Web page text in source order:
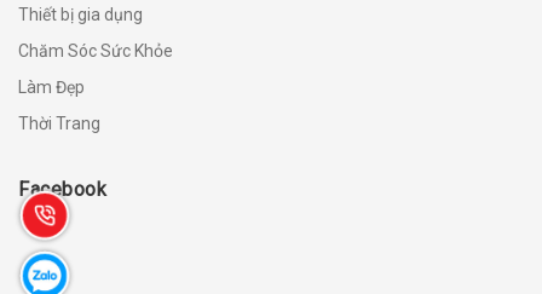
Thiết bị gia dụng
Chăm Sóc Sức Khỏe
Làm Đẹp
Thời Trang
Facebook